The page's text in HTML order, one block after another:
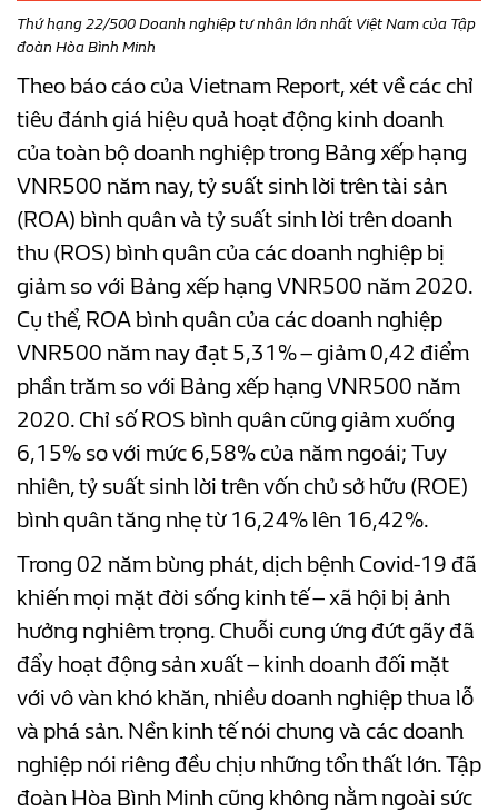
Thứ hạng 22/500 Doanh nghiệp tư nhân lớn nhất Việt Nam của Tập
đoàn Hòa Bình Minh
Theo báo cáo của Vietnam Report, xét về các chỉ
tiêu đánh giá hiệu quả hoạt động kinh doanh
của toàn bộ doanh nghiệp trong Bảng xếp hạng
VNR500 năm nay, tỷ suất sinh lời trên tài sản
(ROA) bình quân và tỷ suất sinh lời trên doanh
thu (ROS) bình quân của các doanh nghiệp bị
giảm so với Bảng xếp hạng VNR500 năm 2020.
Cụ thể, ROA bình quân của các doanh nghiệp
VNR500 năm nay đạt 5,31% – giảm 0,42 điểm
phần trăm so với Bảng xếp hạng VNR500 năm
2020. Chỉ số ROS bình quân cũng giảm xuống
6,15% so với mức 6,58% của năm ngoái; Tuy
nhiên, tỷ suất sinh lời trên vốn chủ sở hữu (ROE)
bình quân tăng nhẹ từ 16,24% lên 16,42%.
Trong 02 năm bùng phát, dịch bệnh Covid-19 đã
khiến mọi mặt đời sống kinh tế – xã hội bị ảnh
hưởng nghiêm trọng. Chuỗi cung ứng đứt gãy đã
đẩy hoạt động sản xuất – kinh doanh đối mặt
với vô vàn khó khăn, nhiều doanh nghiệp thua lỗ
và phá sản. Nền kinh tế nói chung và các doanh
nghiệp nói riêng đều chịu những tổn thất lớn. Tập
đoàn Hòa Bình Minh cũng không nằm ngoài sức